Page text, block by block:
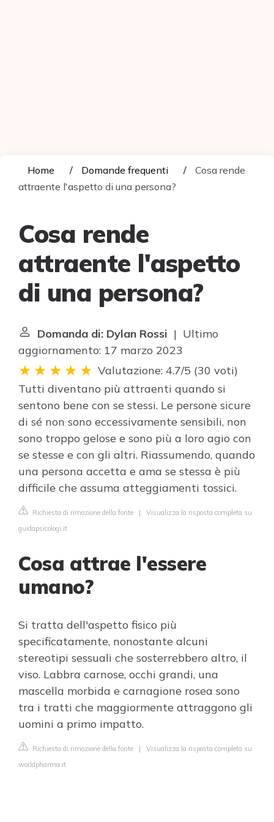
Home Domande frequenti
Cosa rende
attraente l'aspetto di una persona?
Cosa rende
attraente l'aspetto
di una persona?
Domanda di: Dylan Rossi | Ultimo
aggiornamento: 17 marzo 2023
Valutazione: 4.7/5 (30 voti)
Tutti diventano più attraenti quando si
sentono bene con se stessi. Le persone sicure
di sé non sono eccessivamente sensibili, non
sono troppo gelose e sono più a loro agio con
se stesse e con gli altri. Riassumendo, quando
una persona accetta e ama se stessa è più
difficile che assuma atteggiamenti tossici.
Richiesta di rimozione della fonte | Visualizza la risposta completa su
guidapsicologi.it
Cosa attrae l'essere
umano?
Si tratta dell'aspetto fisico più
specificatamente, nonostante alcuni
stereotipi sessuali che sosterrebbero altro, il
viso. Labbra carnose, occhi grandi, una
mascella morbida e carnagione rosea sono
tra i tratti che maggiormente attraggono gli
uomini a primo impatto.
Richiesta di rimozione della fonte | Visualizza la risposta completa su
worldpharma.it